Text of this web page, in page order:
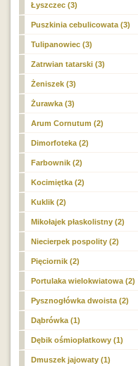
Łyszczec (3)
Puszkinia cebulicowata (3)
Tulipanowiec (3)
Zatrwian tatarski (3)
Żeniszek (3)
Żurawka (3)
Arum Cornutum (2)
Dimorfoteka (2)
Farbownik (2)
Kocimiętka (2)
Kuklik (2)
Mikołajek płaskolistny (2)
Niecierpek pospolity (2)
Pięciornik (2)
Portulaka wielokwiatowa (2)
Pysznogłówka dwoista (2)
Dąbrówka (1)
Dębik ośmiopłatkowy (1)
Dmuszek jajowaty (1)